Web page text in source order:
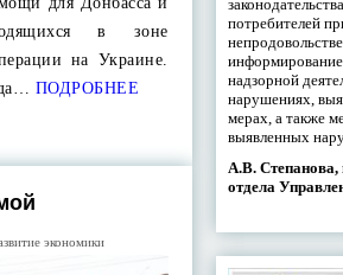
в зоне
на Украине.
ПОДРОБНЕЕ
экономики
потребителей
информирование
надзорной
нарушениях,
мерах, а также
выявленных
А.В. Степанова,
отдела